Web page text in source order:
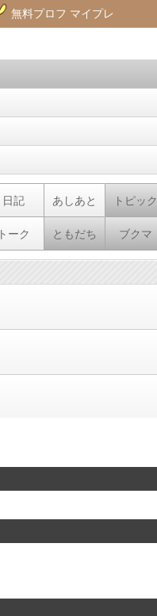
無料プロフ マイプレ
日記 あしあと トピック
トーク ともだち ブクマ